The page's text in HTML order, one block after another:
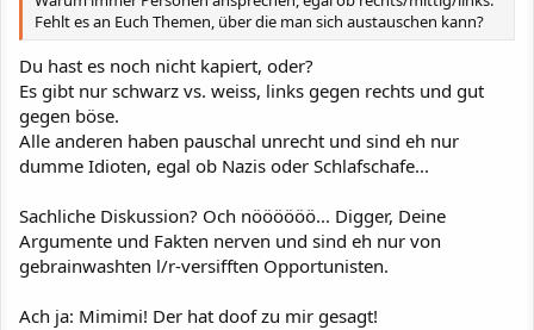
Fehlt es an Euch Themen, über die man sich austauschen kann?
Du hast es noch nicht kapiert, oder?
Es gibt nur schwarz vs. weiss, links gegen rechts und gut
gegen böse.
Alle anderen haben pauschal unrecht und sind eh nur
dumme Idioten, egal ob Nazis oder Schlafschafe...
Sachliche Diskussion? Och nöööööö... Digger, Deine
Argumente und Fakten nerven und sind eh nur von
gebrainwashten l/r-versifften Opportunisten.
Ach ja: Mimimi! Der hat doof zu mir gesagt!